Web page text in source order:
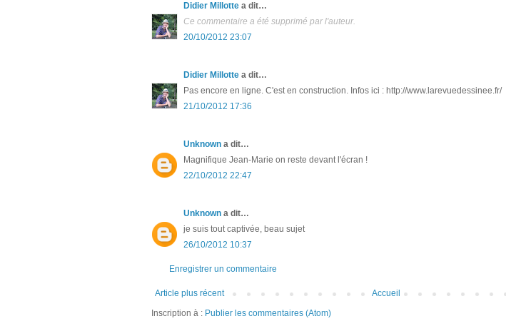
Didier Millotte a dit…
Ce commentaire a été supprimé par l'auteur.
20/10/2012 23:07
Didier Millotte a dit…
Pas encore en ligne. C'est en construction. Infos ici : http://www.larevuedessinee.fr/
21/10/2012 17:36
Unknown a dit…
Magnifique Jean-Marie on reste devant l'écran !
22/10/2012 22:47
Unknown a dit…
je suis tout captivée, beau sujet
26/10/2012 10:37
Enregistrer un commentaire
Article plus récent
Accueil
Inscription à : Publier les commentaires (Atom)